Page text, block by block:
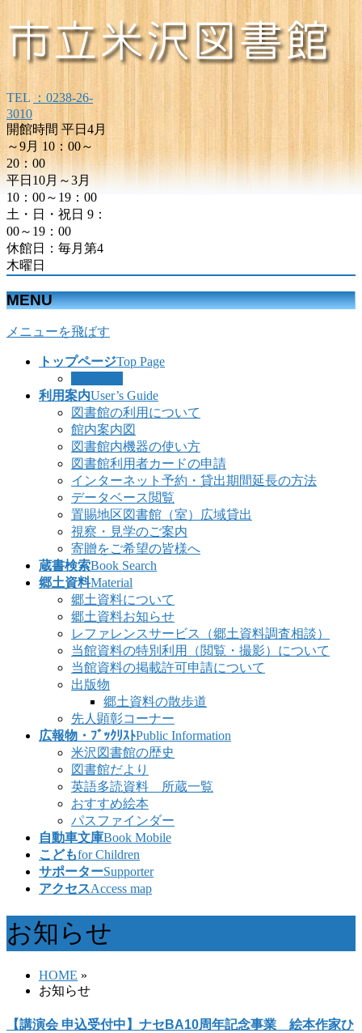
TEL
：0238-26-
3010
開館時間 平日4月
～9月 10：00～
20：00
平日10月～3月
10：00～19：00
土・日・祝日 9：
00～19：00
休館日：毎月第4
木曜日
MENU
メニューを飛ばす
トップページTop Page
利用案内User’s Guide
図書館の利用について
館内案内図
図書館内機器の使い方
図書館利用者カードの申請
インターネット予約・貸出期間延長の方法
データベース閲覧
置賜地区図書館（室）広域貸出
視察・見学のご案内
寄贈をご希望の皆様へ
蔵書検索Book Search
郷土資料Material
郷土資料について
郷土資料お知らせ
レファレンスサービス（郷土資料調査相談）
当館資料の特別利用（閲覧・撮影）について
当館資料の掲載許可申請について
出版物
郷土資料の散歩道
先人顕彰コーナー
広報物・ﾌﾞｯｸﾘｽﾄPublic Information
米沢図書館の歴史
図書館だより
英語多読資料 所蔵一覧
おすすめ絵本
パスファインダー
自動車文庫Book Mobile
こどもfor Children
サポーターSupporter
アクセスAccess map
お知らせ
HOME »
お知らせ
【講演会 申込受付中】ナセBA10周年記念事業 絵本作家ひ